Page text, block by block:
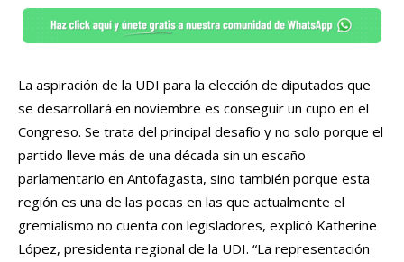
La aspiración de la UDI para la elección de diputados que
se desarrollará en noviembre es conseguir un cupo en el
Congreso. Se trata del principal desafío y no solo porque el
partido lleve más de una década sin un escaño
parlamentario en Antofagasta, sino también porque esta
región es una de las pocas en las que actualmente el
gremialismo no cuenta con legisladores, explicó Katherine
López, presidenta regional de la UDI. “La representación